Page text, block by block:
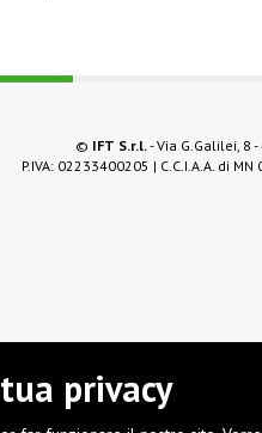
© IFT S.r.l.- Via G.Galilei, 8
P.IVA: 02233400205 | C.C.I.A.A. di
privacy